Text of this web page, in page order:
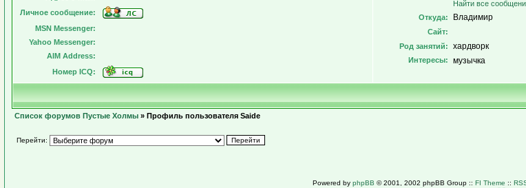
Найти все
Откуда:
Владимир
Сайт:
Род занятий:
хардворк
Интересы: музычка
Личное сообщение:
MSN Messenger:
Yahoo Messenger:
AIM Address:
Номер ICQ:
Список форумов Пустые Холмы » Профиль пользователя Saide
Перейти:
Powered by phpBB © 2001, 2002 phpBB Group :: FI Theme ::